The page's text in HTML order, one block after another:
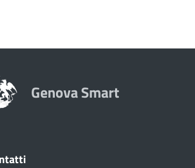
Genova Smart